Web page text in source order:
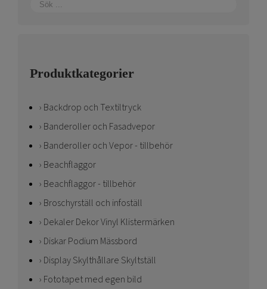
Produktkategorier
Backdrop och Textiltryck
Banderoller och Fasadvepor
Banderoller och Vepor - tillbehör
Beachflaggor
Beachflaggor - tillbehör
Broschyrställ och infoställ
Dekaler Dekor Vinyl Klistermärken
Diskar Podium Mässbord
Display Skylthållare Skyltställ
Fototapet med egen bild